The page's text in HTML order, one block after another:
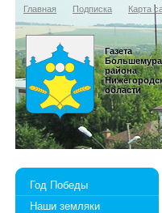
Главная Подписка Карта
Газета
района
области
Год Победы
Наши земляки